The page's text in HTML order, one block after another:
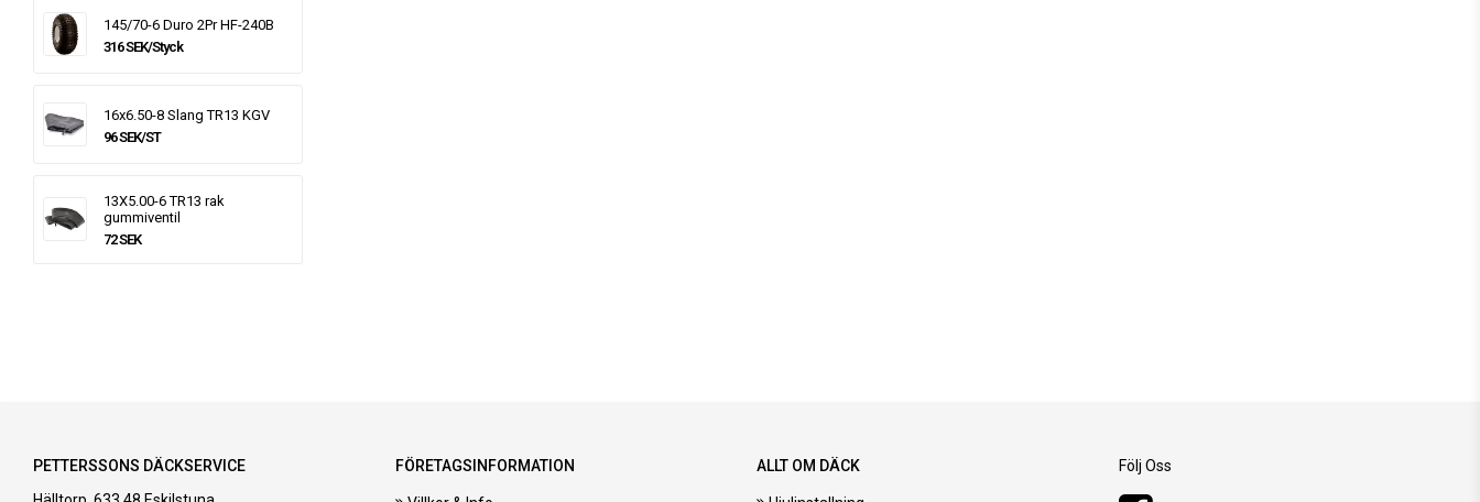
145/70-6 Duro 2Pr HF-240B
316 SEK/Styck
16x6.50-8 Slang TR13 KGV
96 SEK/ST
13X5.00-6 TR13 rak
gummiventil
72 SEK
PETTERSSONS DÄCKSERVICE
FÖRETAGSINFORMATION ALLT OM DÄCK Följ Oss